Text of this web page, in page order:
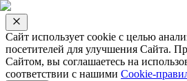
Сайт использует cookie с целью
посетителей для улучшения Сайта.
Сайтом, вы соглашаетесь на
соответствии с нашими Cookie-